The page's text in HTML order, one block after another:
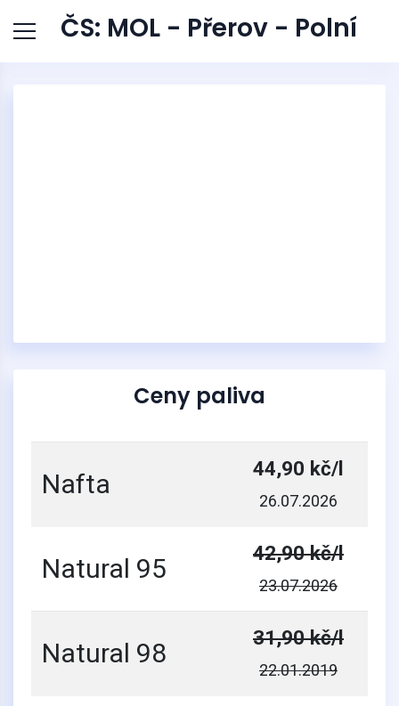
ČS: MOL - Přerov - Polní
Ceny paliva
Nafta 44,90 kč/l
26.07.2026
Natural 95 42,90 kč/l
23.07.2026
Natural 98 31,90 kč/l
22.01.2019